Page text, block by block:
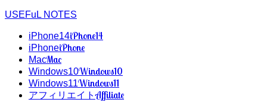
USEFuL NOTES
iPhone14iPhone14
iPhoneiPhone
MacMac
Windows10Windows10
Windows11Windows11
アフィリエイトAffiliate